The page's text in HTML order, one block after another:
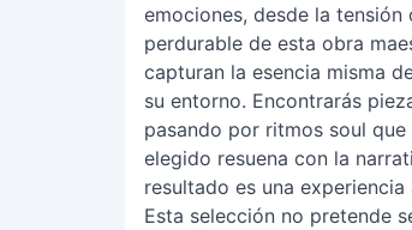
emociones, desde la
perdurable de esta obra
capturan la esencia misma
su entorno. Encontrarás
pasando por ritmos soul
elegido resuena con la
resultado es una
Esta selección no pretende